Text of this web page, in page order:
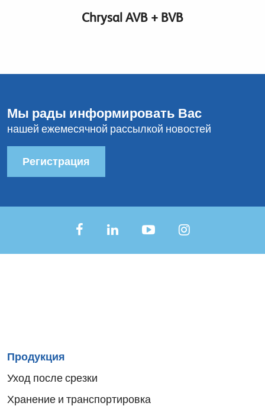
Chrysal AVB + BVB
Мы рады информировать Вас
нашей ежемесячной рассылкой новостей
Регистрация
Sitemap
menu
Продукция
Уход после срезки
Хранение и транспортировка